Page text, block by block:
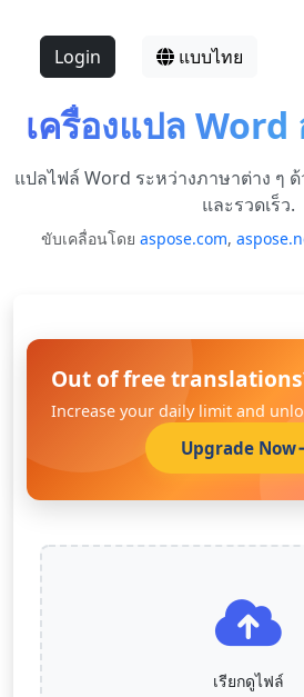
Login แบบไทย
เครื่องแปล
แปลไฟล์ Word ระหว่างภาษาต่าง ๆ
และรวดเร็ว.
ขับเคลื่อนโดย aspose.com,
Out of free
Increase your daily limit and
Upgrade Now
เรียกดูไฟล์